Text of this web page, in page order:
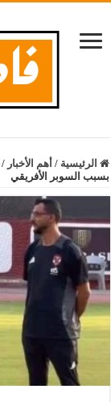
الرئيسية / أهم الأخبار /
بسبب السوبر الأفريقي